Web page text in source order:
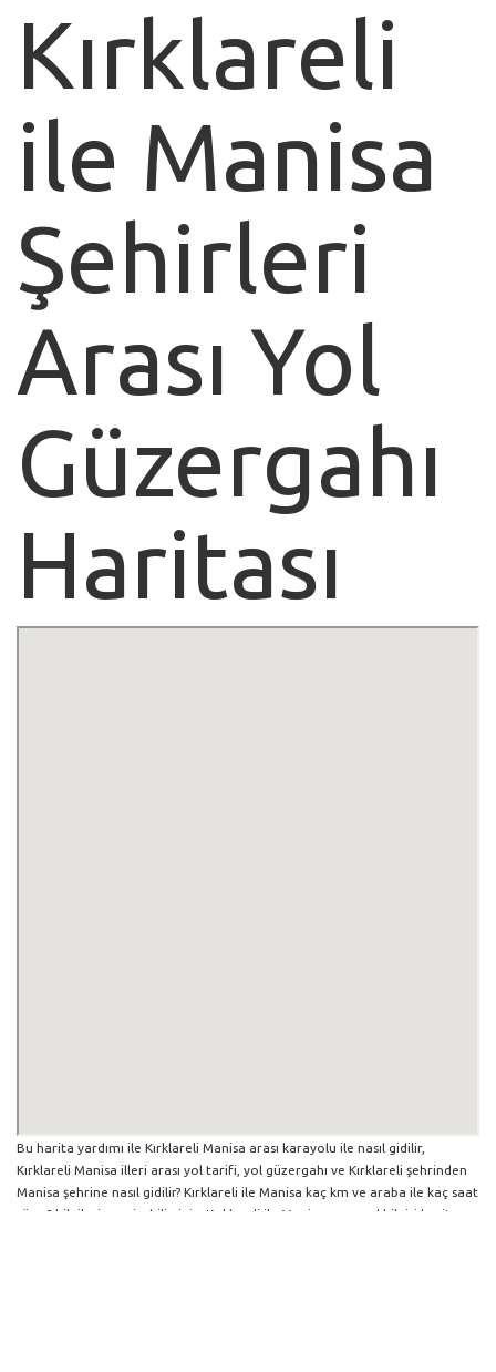
Kırklareli
ile Manisa
Şehirleri
Arası Yol
Güzergahı
Haritası
Bu harita yardımı ile Kırklareli Manisa arası karayolu ile nasıl gidilir,
Kırklareli Manisa illeri arası yol tarifi, yol güzergahı ve Kırklareli şehrinden
Manisa şehrine nasıl gidilir? Kırklareli ile Manisa kaç km ve araba ile kaç saat
sürer? bilgilerine erişebilirsiniz. Kırklareli ile Manisa arası yol bilgisi haritasını